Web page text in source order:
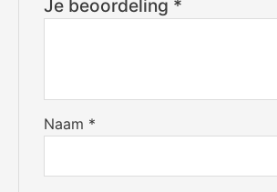
Je beoordeling *
Naam *